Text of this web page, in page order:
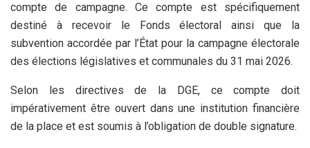
compte de campagne. Ce compte est spécifiquement
destiné à recevoir le Fonds électoral ainsi que la
subvention accordée par l’État pour la campagne électorale
des élections législatives et communales du 31 mai 2026.
Selon les directives de la DGE, ce compte doit
impérativement être ouvert dans une institution financière
de la place et est soumis à l’obligation de double signature.